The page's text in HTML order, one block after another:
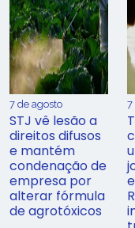
7 de agosto
STJ vê lesão a
direitos difusos
e mantém
condenação de
empresa por
alterar fórmula
de agrotóxicos
7